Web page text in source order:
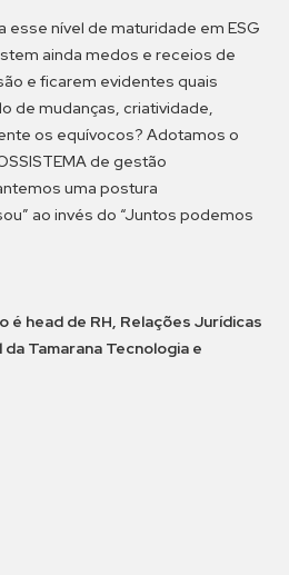
esse nível de maturidade em ESG
ainda medos e receios de
e ficarem evidentes quais
de mudanças, criatividade,
os equívocos? Adotamos o
de gestão
uma postura
ao invés do “Juntos podemos
é head de RH, Relações Jurídicas
Tamarana Tecnologia e